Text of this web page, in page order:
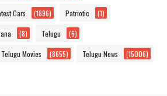
Cars (1896) Patriotic (1)
(8) Telugu (6)
Telugu Movies (8655) Telugu News (15006)